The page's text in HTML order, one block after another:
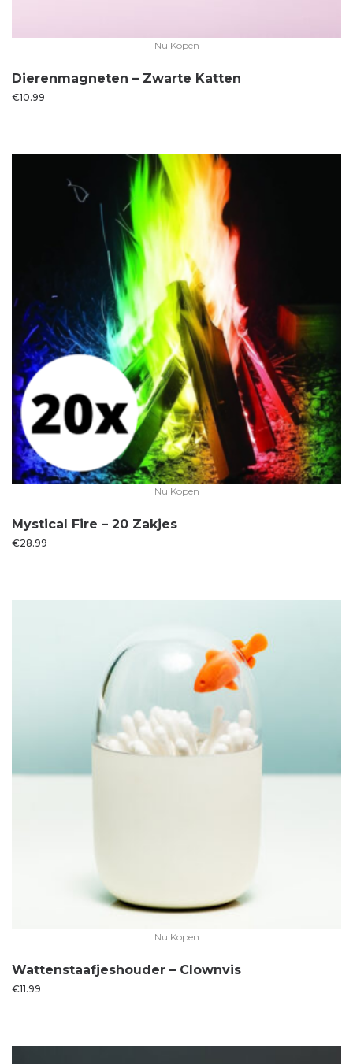
Nu Kopen
Dierenmagneten – Zwarte Katten
€10.99
Nu Kopen
Mystical Fire – 20 Zakjes
€28.99
Nu Kopen
Wattenstaafjeshouder – Clownvis
€11.99